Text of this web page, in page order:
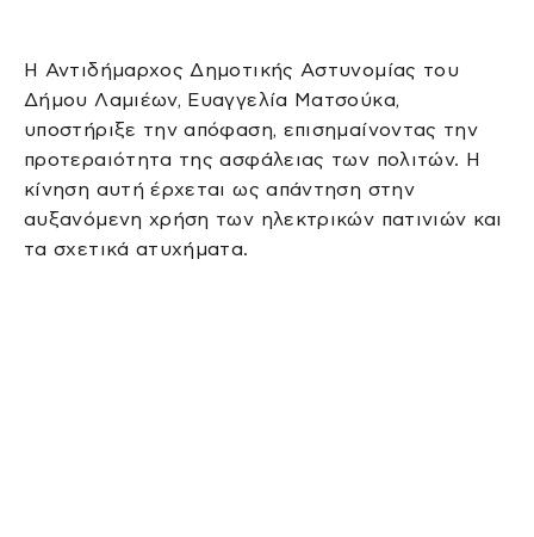
Η Αντιδήμαρχος Δημοτικής Αστυνομίας του
Δήμου Λαμιέων, Ευαγγελία Ματσούκα,
υποστήριξε την απόφαση, επισημαίνοντας την
προτεραιότητα της ασφάλειας των πολιτών. Η
κίνηση αυτή έρχεται ως απάντηση στην
αυξανόμενη χρήση των ηλεκτρικών πατινιών και
τα σχετικά ατυχήματα.